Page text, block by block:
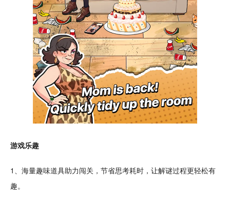
游戏乐趣
1、海量趣味道具助力闯关，节省思考耗时，让解谜过程更轻松有
趣。